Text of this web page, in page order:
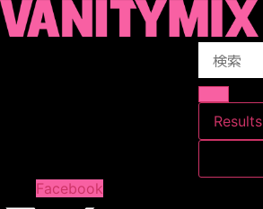
コ
ン
プ
Search
Results
Facebook